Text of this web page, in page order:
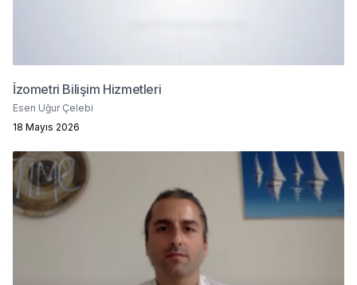
İzometri Bilişim Hizmetleri
Esen Uğur Çelebi
18 Mayıs 2026